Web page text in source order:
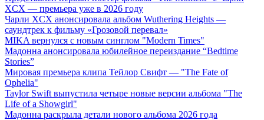
XCX — премьера уже в 2026 году
Чарли XCX анонсировала альбом Wuthering Heights —
саундтрек к фильму «Грозовой перевал»
MIKA вернулся с новым синглом "Modern Times"
Мадонна анонсировала юбилейное переиздание “Bedtime
Stories”
Мировая премьера клипа Тейлор Свифт — "The Fate of
Ophelia"
Taylor Swift выпустила четыре новые версии альбома "The
Life of a Showgirl"
Мадонна раскрыла детали нового альбома 2026 года